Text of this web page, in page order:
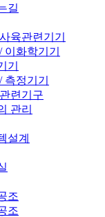
길
육관련기기
이화학기기
기
측정기기
련기구
관리
설계
조
조